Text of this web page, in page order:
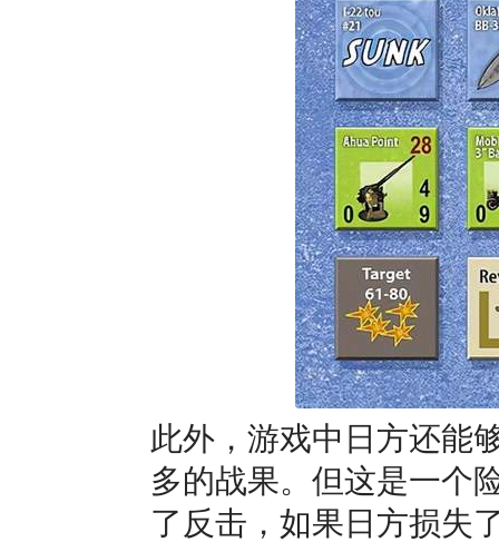
此外，游戏中日方还能
多的战果。但这是一个
了反击，如果日方损失